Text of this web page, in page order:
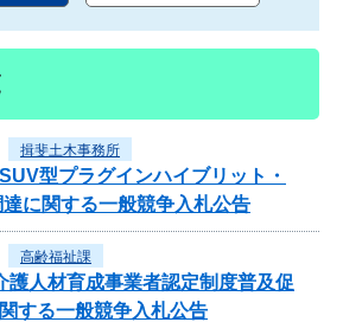
揖斐土木事務所
型プラグインハイブリット・
に関する一般競争入札公告
高齢福祉課
護人材育成事業者認定制度普及促
する一般競争入札公告